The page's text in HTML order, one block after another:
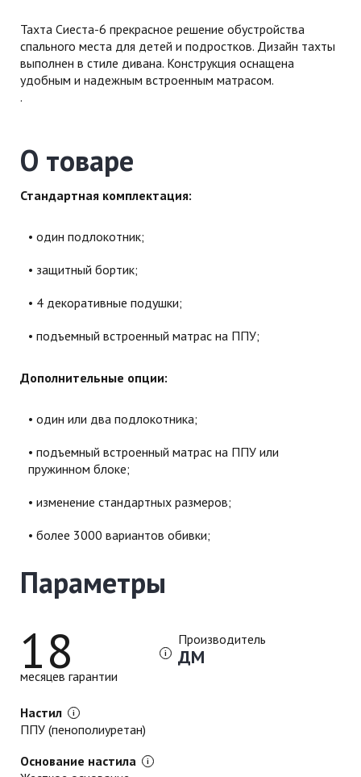
Тахта Сиеста-6 прекрасное решение обустройства
спального места для детей и подростков. Дизайн тахты
выполнен в стиле дивана. Конструкция оснащена
удобным и надежным встроенным матрасом.
.
О товаре
Стандартная комплектация:
один подлокотник;
защитный бортик;
4 декоративные подушки;
подъемный встроенный матрас на ППУ;
Дополнительные опции:
один или два подлокотника;
подъемный встроенный матрас на ППУ или
пружинном блоке;
изменение стандартных размеров;
более 3000 вариантов обивки;
Параметры
Настил
ППУ (пенополиуретан)
Основание настила
Производитель
ДМ
18
месяцев гарантии